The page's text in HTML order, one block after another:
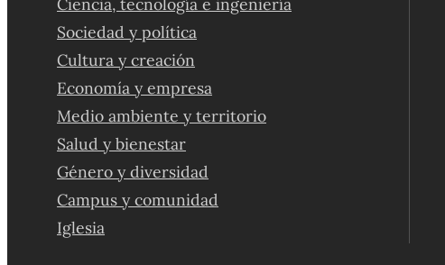
Sociedad y política
Cultura y creación
Economía y empresa
Medio ambiente y territorio
Salud y bienestar
Género y diversidad
Campus y comunidad
Iglesia